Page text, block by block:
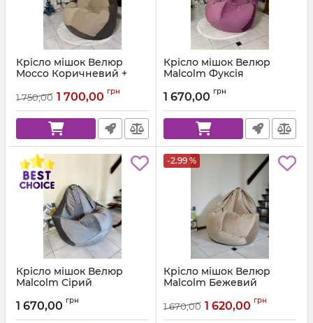
Крісло мішок Велюр
Mocco Коричневий +
Корона
1 750,00 1 700,00 грн
Крісло мішок Велюр
Malcolm Фуксія
1 670,00 грн
Крісло мішок Велюр
Malcolm Сірий
1 670,00 грн
-2.99 %
Крісло мішок Велюр
Malcolm Бежевий
1 670,00 1 620,00 грн